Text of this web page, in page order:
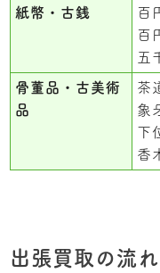
紙幣・古銭 百
百
五
骨董品・古美術
品
茶
象
下
香
出張買取の流れ